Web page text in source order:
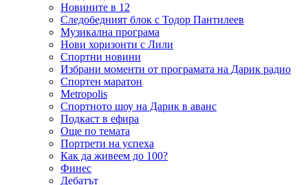
Новините в 12
Следобедният блок с Тодор Пантилеев
Музикална програма
Нови хоризонти с Лили
Спортни новини
Избрани моменти от програмата на Дарик радио
Спортен маратон
Metropolis
Спортното шоу на Дарик в аванс
Подкаст в ефира
Още по темата
Портрети на успеха
Как да живеем до 100?
Финес
Дебатът